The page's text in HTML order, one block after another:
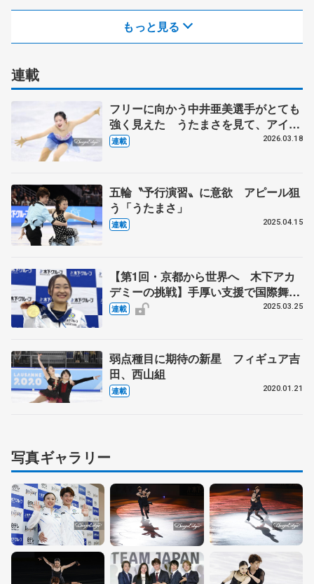
もっと見る
連載
フリーに向かう中井亜美選手がとても
強く見えた うたまさを見て、アイス
ダンスをやる選手が出てきてほしい
連載 2026.03.18
五輪〝予行演習〟に意欲 アピール狙
う「うたまさ」
連載 2025.04.15
【第1回・京都から世界へ 木下アカ
デミーの挑戦】手厚い支援で国際舞台
へ羽ばたけ カップル種目含め育成・
連載 2025.03.25
弱点種目に期待の新星 フィギュア吉
田、西山組
連載 2020.01.21
写真ギャラリー